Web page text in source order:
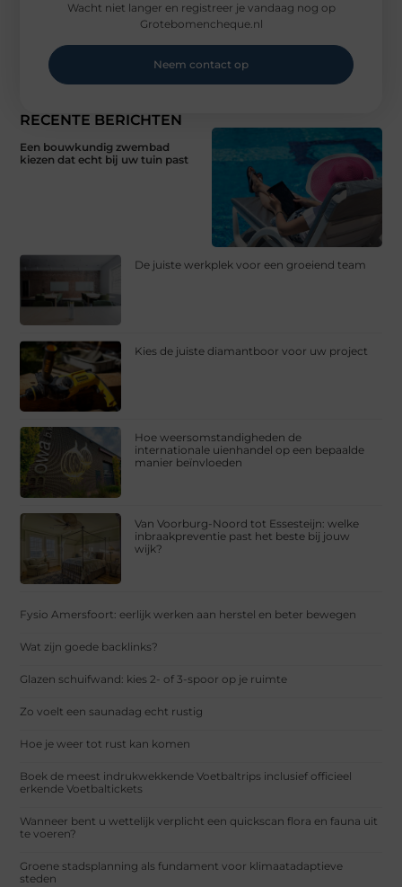
RECENTE BERICHTEN
Een bouwkundig zwembad
kiezen dat echt bij uw tuin past
De juiste werkplek voor een groeiend team
Kies de juiste diamantboor voor uw project
Hoe weersomstandigheden de
internationale uienhandel op een bepaalde
manier beïnvloeden
Van Voorburg-Noord tot Essesteijn: welke
inbraakpreventie past het beste bij jouw
wijk?
Fysio Amersfoort: eerlijk werken aan herstel en beter bewegen
Wat zijn goede backlinks?
Glazen schuifwand: kies 2- of 3-spoor op je ruimte
Zo voelt een saunadag echt rustig
Hoe je weer tot rust kan komen
Boek de meest indrukwekkende Voetbaltrips inclusief officieel
erkende Voetbaltickets
Wanneer bent u wettelijk verplicht een quickscan flora en fauna uit
te voeren?
Groene stadsplanning als fundament voor klimaatadaptieve
steden
Wacht niet langer en registreer je vandaag nog op
Grotebomencheque.nl
Neem contact op